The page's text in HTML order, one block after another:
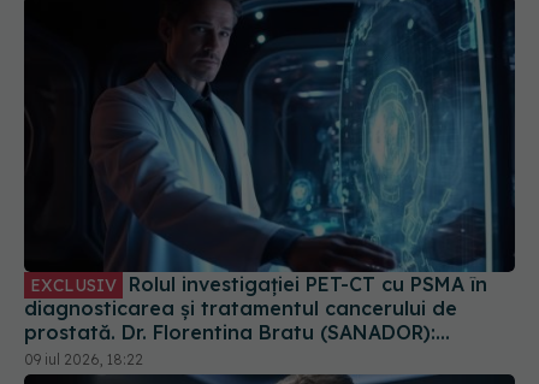
EXCLUSIV
diagnosticarea și tratamentul cancerului de
prostată. Dr. Florentina Bratu (SANADOR):
Investigație de ultimă generație
09 iul 2026, 18:22